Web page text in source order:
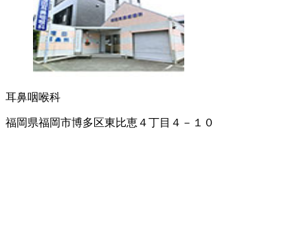
耳鼻咽喉科
福岡県福岡市博多区東比恵４丁目４－１０